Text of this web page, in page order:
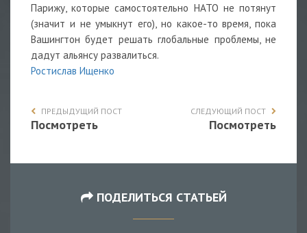
Парижу, которые самостоятельно НАТО не потянут
(значит и не умыкнут его), но какое-то время, пока
Вашингтон будет решать глобальные проблемы, не
дадут альянсу развалиться.
Ростислав Ищенко
ПРЕДЫДУЩИЙ ПОСТ
Посмотреть
СЛЕДУЮЩИЙ ПОСТ
Посмотреть
ПОДЕЛИТЬСЯ СТАТЬЕЙ